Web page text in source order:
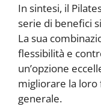
In sintesi, il
serie di benefici
La sua
flessibilità e
un’opzione
migliorare la loro
generale.